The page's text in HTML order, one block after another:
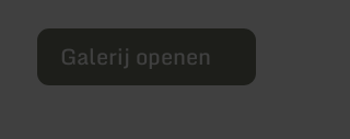
Galerij openen